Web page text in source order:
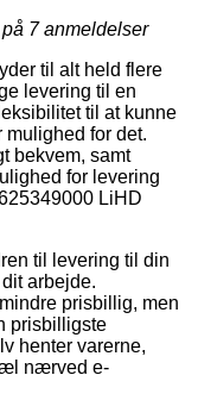
7anmeldelser
til alt held flere
levering til en
til at kunne
mulighed for det.
bekvem, samt
for levering
LiHD
til levering til din
arbejde.
prisbillig, men
prisbilligste
henter varerne,
nærved e-